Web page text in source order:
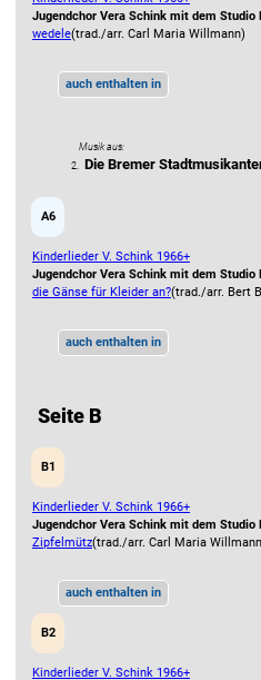
Jugendchor Vera Schink mit dem Studio
wedele(trad./arr. Carl Maria Willmann)
auch enthalten in
Musik aus:
2. Die Bremer
A6
Kinderlieder V. Schink 1966+
Jugendchor Vera Schink mit dem Studio
die Gänse für Kleider an?(trad./arr. Bert
auch enthalten in
Seite B
B1
Kinderlieder V. Schink 1966+
Jugendchor Vera Schink mit dem Studio
Zipfelmütz(trad./arr. Carl Maria
auch enthalten in
B2
Kinderlieder V. Schink 1966+